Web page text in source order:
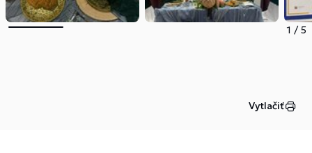
1 /5
Vytlačiť